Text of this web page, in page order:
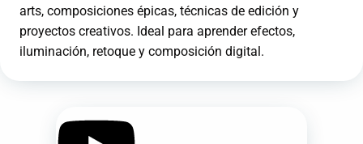
arts, composiciones épicas, técnicas de edición y
proyectos creativos. Ideal para aprender efectos,
iluminación, retoque y composición digital.